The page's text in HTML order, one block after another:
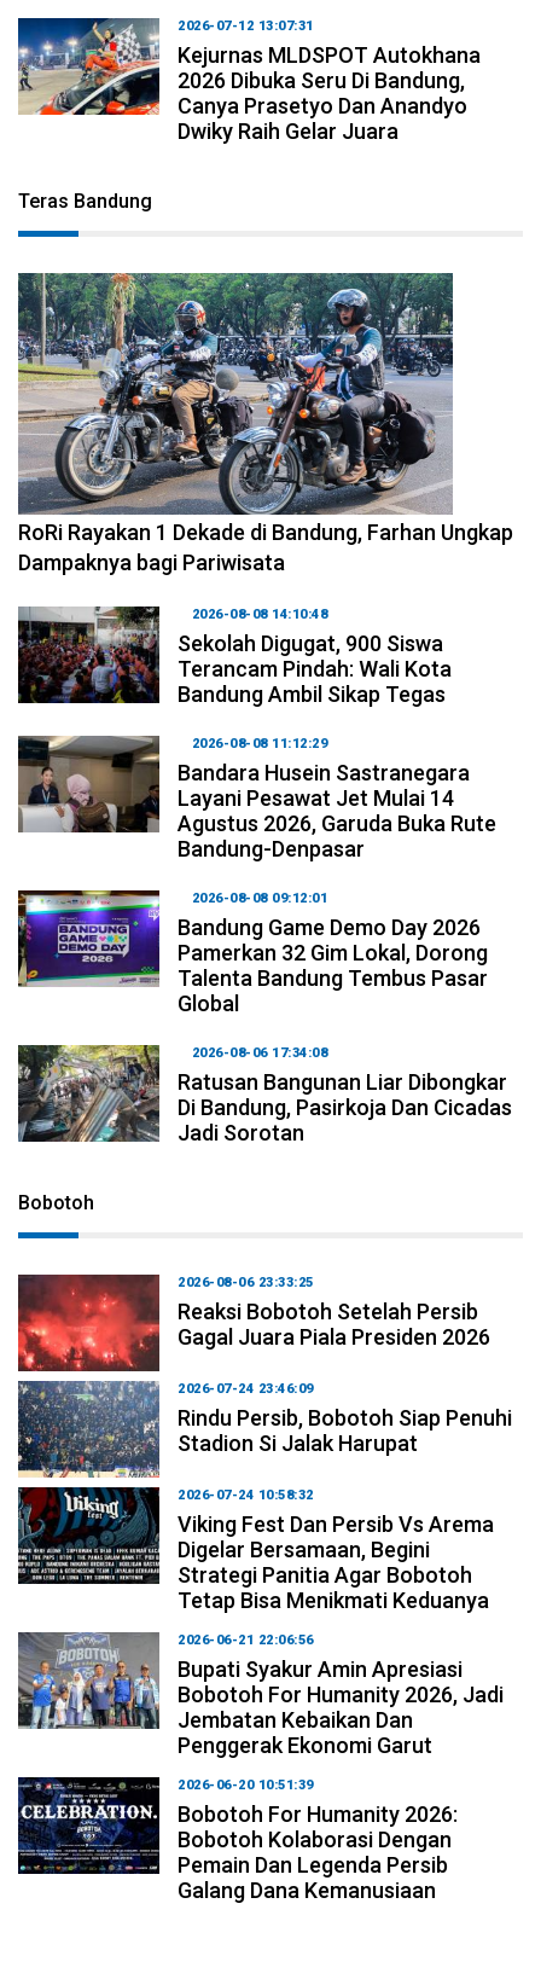
2026-07-12 13:07:31
Kejurnas MLDSPOT Autokhana
2026 Dibuka Seru Di Bandung,
Canya Prasetyo Dan Anandyo
Dwiky Raih Gelar Juara
Teras Bandung
2026-08-09 09:55:44
RoRi Rayakan 1 Dekade di Bandung, Farhan Ungkap
Dampaknya bagi Pariwisata
2026-08-08 14:10:48
Sekolah Digugat, 900 Siswa
Terancam Pindah: Wali Kota
Bandung Ambil Sikap Tegas
2026-08-08 11:12:29
Bandara Husein Sastranegara
Layani Pesawat Jet Mulai 14
Agustus 2026, Garuda Buka Rute
Bandung-Denpasar
2026-08-08 09:12:01
Bandung Game Demo Day 2026
Pamerkan 32 Gim Lokal, Dorong
Talenta Bandung Tembus Pasar
Global
2026-08-06 17:34:08
Ratusan Bangunan Liar Dibongkar
Di Bandung, Pasirkoja Dan Cicadas
Jadi Sorotan
Bobotoh
2026-08-06 23:33:25
Reaksi Bobotoh Setelah Persib
Gagal Juara Piala Presiden 2026
2026-07-24 23:46:09
Rindu Persib, Bobotoh Siap Penuhi
Stadion Si Jalak Harupat
2026-07-24 10:58:32
Viking Fest Dan Persib Vs Arema
Digelar Bersamaan, Begini
Strategi Panitia Agar Bobotoh
Tetap Bisa Menikmati Keduanya
2026-06-21 22:06:56
Bupati Syakur Amin Apresiasi
Bobotoh For Humanity 2026, Jadi
Jembatan Kebaikan Dan
Penggerak Ekonomi Garut
2026-06-20 10:51:39
Bobotoh For Humanity 2026:
Bobotoh Kolaborasi Dengan
Pemain Dan Legenda Persib
Galang Dana Kemanusiaan